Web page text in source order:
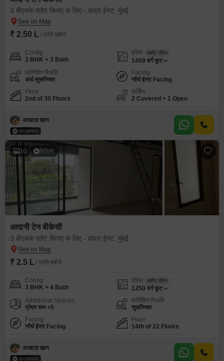
3 बीएचके फ्लैट किराए के लिए - बांद्रा ईस्ट, मुंबई
₹ 2.50 L / प्रति महीने
Config
3 BHK + 3 Bath
एरिया कार्पेट एरिया
1409 वर्ग फुट
फर्निशिंग स्थिति
अर्ध-सुसज्जित
Facing
नॉर्थ ईस्ट Facing
Floor
2nd of 30 Floors
पार्किंग
2 Covered + 1 Open
अरबाज़ खान
10 विडियो
आदानी टेन बीकेसी
3 बीएचके फ्लैट किराए के लिए - बांद्रा ईस्ट, मुंबई
₹ 2.5 L / प्रति महीने
Config
3 BHK + 4 Bath
एरिया कार्पेट एरिया
1250 वर्ग फुट
Additional Spaces
प्रेयर रूम +5
फर्निशिंग स्थिति
सुसज्जित
Facing
नॉर्थ ईस्ट Facing
Floor
14th of 22 Floors
अरबाज़ खान